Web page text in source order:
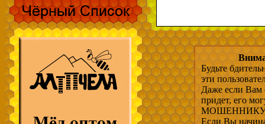
Будьте
эти
Даже если Вам
придет, его
МОШЕННИКУ,
Если Вы